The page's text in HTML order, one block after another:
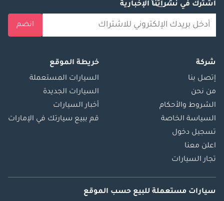
اشترك في نشراتنا الإخبارية
انضم
شركة
إتصل بنا
من نحن
الشروط والأحكام
السياسة الخاصة
تسجيل دخول
اعلن معنا
تجار السيارات
خريطة الموقع
السيارات المستعملة
السيارات الجديدة
أخبار السيارات
قم ببيع سيارتك في الإمارات
سيارات مستعملة للبيع حسب الموقع